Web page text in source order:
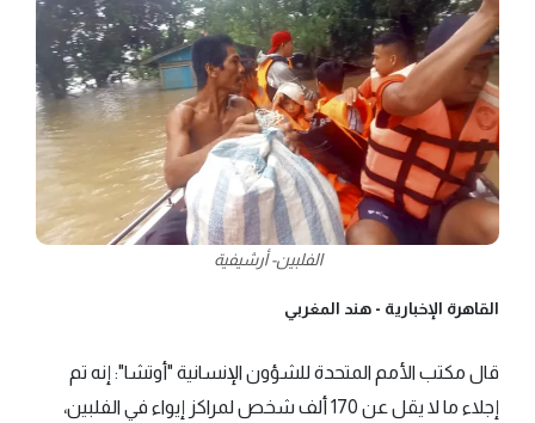
الفلبين- أرشيفية
القاهرة الإخبارية - هند المغربي
قال مكتب الأمم المتحدة للشؤون الإنسانية "أوتشا": إنه تم
إجلاء ما لا يقل عن 170 ألف شخص لمراكز إيواء في الفلبين،